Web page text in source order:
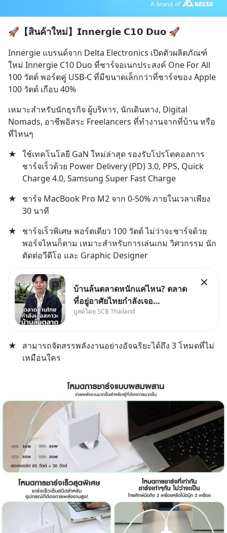
🚀【สินค้าใหม่】𝗜𝗻𝗻𝗲𝗿𝗴𝗶𝗲 𝗖𝟭𝟬 𝗗𝘂𝗼 🚀
Innergie แบรนด์จาก Delta Electronics เปิดตัวผลิตภัณฑ์
ใหม่ Innergie C10 Duo ที่ชาร์จอเนกประสงค์ One For All
100 วัตต์ พอร์ตคู่ USB-C ที่มีขนาดเล็กกว่าที่ชาร์จของ Apple
100 วัตต์ เกือบ 40%
เหมาะสำหรับนักธุรกิจ ผู้บริหาร, นักเดินทาง, Digital
Nomads, อาชีพอิสระ Freelancers ที่ทำงานจากที่บ้าน หรือ
ที่ไหนๆ
★ ใช้เทคโนโลยี GaN ใหม่ล่าสุด รองรับโปรโตคอลการ
ชาร์จเร็วด้วย Power Delivery (PD) 3.0, PPS, Quick
Charge 4.0, Samsung Super Fast Charge
★
ชาร์จ MacBook Pro M2 จาก 0-50% ภายในเวลาเพียง
30 นาที
★
ชาร์จเร็วพิเศษ พอร์ตเดียว 100 วัตต์ ไม่ว่าจะชาร์จด้วย
พอร์จไหนก็ตาม เหมาะสำหรับการเล่นเกม วิศวกรรม นัก
ตัดต่อวีดีโอ และ Graphic Designer
บ้านล้นตลาดหนักแค่ไหน? ตลาด
ที่อยู่อาศัยไทยกำลังเจอ
Oversupply หนักกว่าที่คิด และ
#บ้านล้นตลาด #เศรษฐกิจไทย
บูสต์โดย SCB Thailand
★
สามารถจัดสรรพลังงานอย่างอัจฉริยะได้ถึง 3 โหมดที่ไม่
เหมือนใคร